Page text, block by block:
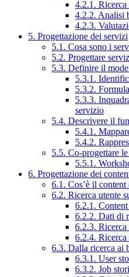
4.2.1. Ricerca
4.2.2. Analisi
4.2.3.
5. Progettazione dei servizi
5.1. Cosa sono i
5.2. Progettare
5.3. Definire il
5.3.1.
5.3.2.
5.3.3.
servizio
5.4. Descrivere il
5.4.1.
5.4.2.
5.5. Co-progettare
5.5.1.
6. Progettazione dei
6.1. Cos’è il content
6.2. Ricerca utente
6.2.1.
6.2.2. Dati di
6.2.3.
6.2.4.
6.3. Dalla ricerca ai
6.3.1. User
6.3.2. Job